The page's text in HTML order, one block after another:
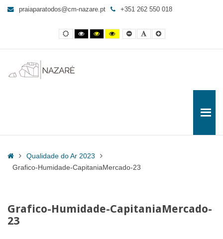
CapitaniaMercado-
-
para
praiaparatodos@cm-nazare.pt +351 262 550 018
Contraste
normal
Contraste
preto
branco
Contraste
preto
amarelo
Yellow
and
contrast
Smaller
Font
Letra
por
Letra
maior
HomeQualidade do Ar 2023
Grafico-Humidade-CapitaniaMercado-23
Grafico-Humidade-CapitaniaMercado-
23